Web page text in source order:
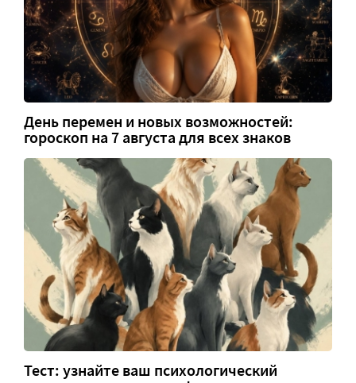
День перемен и новых возможностей:
гороскоп на 7 августа для всех знаков
Тест: узнайте ваш психологический